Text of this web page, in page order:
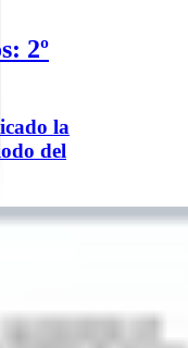
2º
la
del